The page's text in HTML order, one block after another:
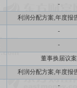
-
利润分配方案,年度报
-
-
董事换届议案
利润分配方案,年度报
-